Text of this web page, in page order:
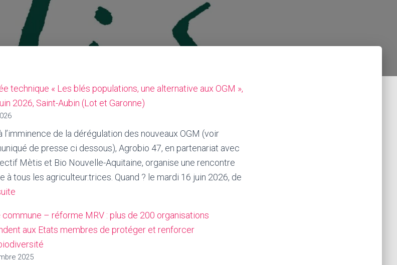
technique « Les blés populations, une alternative aux OGM »,
2026, Saint-Aubin (Lot et Garonne)
l’imminence de la dérégulation des nouveaux OGM (voir
de presse ci dessous), Agrobio 47, en partenariat avec
Mètis et Bio Nouvelle-Aquitaine, organise une rencontre
tous les agriculteur.trices. Quand ? le mardi 16 juin 2026, de
technique
« Les
blés
– réforme MRV : plus de 200 organisations
aux Etats membres de protéger et renforcer
2025